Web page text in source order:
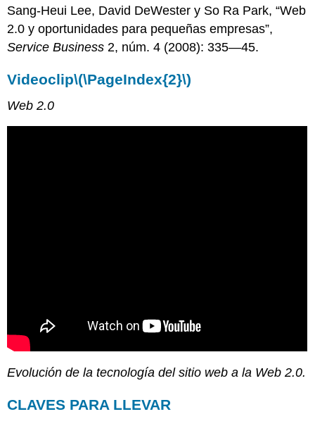
Sang-Heui Lee, David DeWester y So Ra Park, “Web
2.0 y oportunidades para pequeñas empresas”,
Service Business 2, núm. 4 (2008): 335—45.
Videoclip\(\PageIndex{2}\)
Web 2.0
Evolución de la tecnología del sitio web a la Web 2.0.
CLAVES PARA LLEVAR